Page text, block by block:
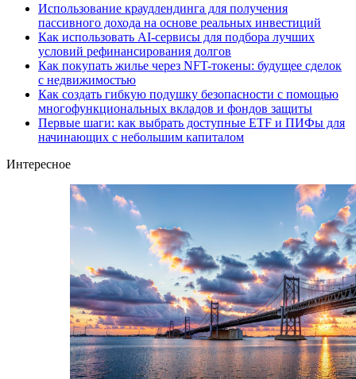
Использование краудлендинга для получения
пассивного дохода на основе реальных инвестиций
Как использовать AI-сервисы для подбора лучших
условий рефинансирования долгов
Как покупать жилье через NFT-токены: будущее сделок
с недвижимостью
Как создать гибкую подушку безопасности с помощью
многофункциональных вкладов и фондов защиты
Первые шаги: как выбрать доступные ETF и ПИФы для
начинающих с небольшим капиталом
Интересное